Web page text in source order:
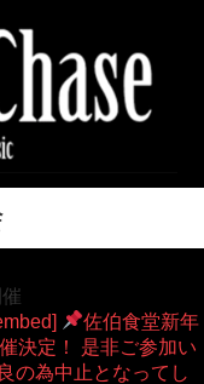
佐伯食堂新年
決定！ 是非ご参加い
の為中止となってし